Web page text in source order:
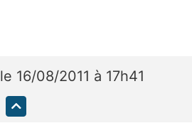
le 16/08/2011 à 17h41